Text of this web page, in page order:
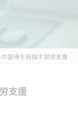
習得を目指す就労支援
支援